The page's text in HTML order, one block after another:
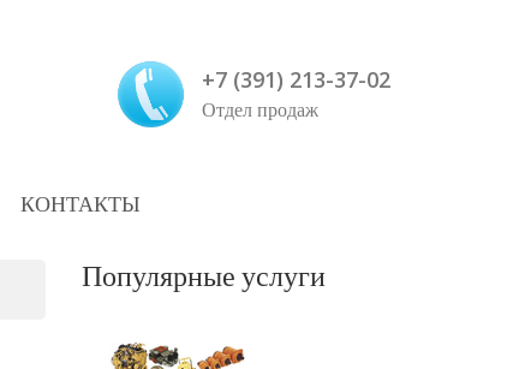
+7 (391) 213-37-02
Отдел продаж
КОНТАКТЫ
Популярные услуги